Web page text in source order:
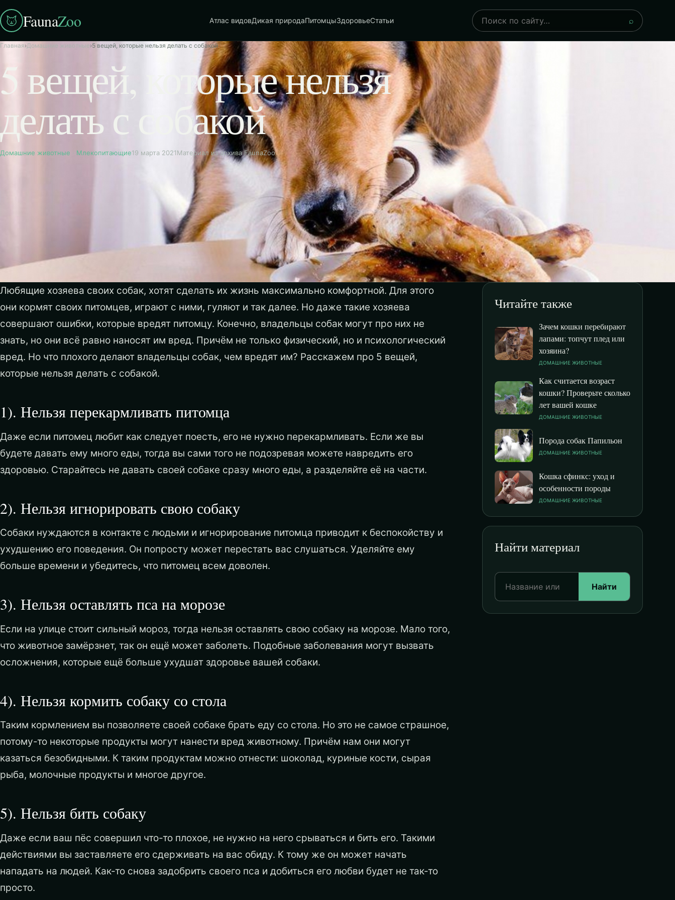
FaunaZoo Атлас видовДикая природаПитомцыЗдоровьеСтатьи
Поиск
⌕
Главная›Домашние животные›5 вещей, которые нельзя делать с собакой
5 вещей, которые нельзя
делать с собакой
Домашние животные Млекопитающие19 марта 2021Материал из архива FaunaZoo
Любящие хозяева своих собак, хотят сделать их жизнь максимально комфортной. Для этого
они кормят своих питомцев, играют с ними, гуляют и так далее. Но даже такие хозяева
совершают ошибки, которые вредят питомцу. Конечно, владельцы собак могут про них не
знать, но они всё равно наносят им вред. Причём не только физический, но и психологический
вред. Но что плохого делают владельцы собак, чем вредят им? Расскажем про 5 вещей,
которые нельзя делать с собакой.
1). Нельзя перекармливать питомца
Даже если питомец любит как следует поесть, его не нужно перекармливать. Если же вы
будете давать ему много еды, тогда вы сами того не подозревая можете навредить его
здоровью. Старайтесь не давать своей собаке сразу много еды, а разделяйте её на части.
2). Нельзя игнорировать свою собаку
Собаки нуждаются в контакте с людьми и игнорирование питомца приводит к беспокойству и
ухудшению его поведения. Он попросту может перестать вас слушаться. Уделяйте ему
больше времени и убедитесь, что питомец всем доволен.
3). Нельзя оставлять пса на морозе
Если на улице стоит сильный мороз, тогда нельзя оставлять свою собаку на морозе. Мало того,
что животное замёрзнет, так он ещё может заболеть. Подобные заболевания могут вызвать
осложнения, которые ещё больше ухудшат здоровье вашей собаки.
4). Нельзя кормить собаку со стола
Таким кормлением вы позволяете своей собаке брать еду со стола. Но это не самое страшное,
потому-то некоторые продукты могут нанести вред животному. Причём нам они могут
казаться безобидными. К таким продуктам можно отнести: шоколад, куриные кости, сырая
рыба, молочные продукты и многое другое.
5). Нельзя бить собаку
Даже если ваш пёс совершил что-то плохое, не нужно на него срываться и бить его. Такими
действиями вы заставляете его сдерживать на вас обиду. К тому же он может начать
нападать на людей. Как-то снова задобрить своего пса и добиться его любви будет не так-то
просто.
Читайте также
Зачем кошки перебирают
лапами: топчут плед или
хозяина?
ДОМАШНИЕ ЖИВОТНЫЕ
Как считается возраст
кошки? Проверьте сколько
лет вашей кошке
ДОМАШНИЕ ЖИВОТНЫЕ
Порода собак Папильон
ДОМАШНИЕ ЖИВОТНЫЕ
Кошка сфинкс: уход и
особенности породы
ДОМАШНИЕ ЖИВОТНЫЕ
Найти материал
Найти